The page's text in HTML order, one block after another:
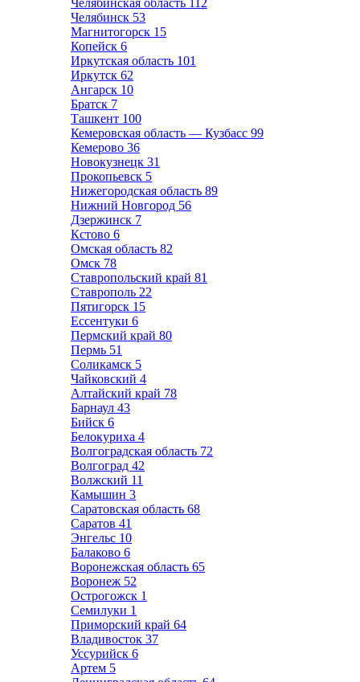
Челябинская область 112
Челябинск 53
Магнитогорск 15
Копейск 6
Иркутская область 101
Иркутск 62
Ангарск 10
Братск 7
Ташкент 100
Кемеровская область — Кузбасс 99
Кемерово 36
Новокузнецк 31
Прокопьевск 5
Нижегородская область 89
Нижний Новгород 56
Дзержинск 7
Кстово 6
Омская область 82
Омск 78
Ставропольский край 81
Ставрополь 22
Пятигорск 15
Ессентуки 6
Пермский край 80
Пермь 51
Соликамск 5
Чайковский 4
Алтайский край 78
Барнаул 43
Бийск 6
Белокуриха 4
Волгоградская область 72
Волгоград 42
Волжский 11
Камышин 3
Саратовская область 68
Саратов 41
Энгельс 10
Балаково 6
Воронежская область 65
Воронеж 52
Острогожск 1
Семилуки 1
Приморский край 64
Владивосток 37
Уссурийск 6
Артем 5